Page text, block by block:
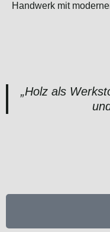
Handwerk mit
„Holz als